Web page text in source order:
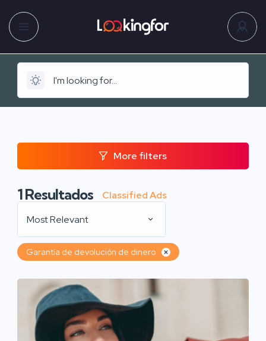
More filters
1Resultados
Classified Ads
Most Relevant
Garantía de devolución de dinero